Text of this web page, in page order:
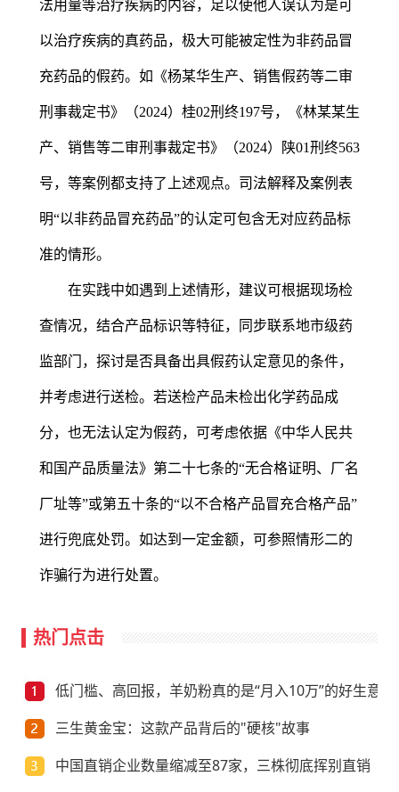
法用量等治疗疾病的内容，足以使他人误认为是可
以治疗疾病的真药品，极大可能被定性为非药品冒
充药品的假药。如《杨某华生产、销售假药等二审
刑事裁定书》（2024）桂02刑终197号，《林某某生
产、销售等二审刑事裁定书》（2024）陕01刑终563
号，等案例都支持了上述观点。司法解释及案例表
明“以非药品冒充药品”的认定可包含无对应药品标
准的情形。
在实践中如遇到上述情形，建议可根据现场检
查情况，结合产品标识等特征，同步联系地市级药
监部门，探讨是否具备出具假药认定意见的条件，
并考虑进行送检。若送检产品未检出化学药品成
分，也无法认定为假药，可考虑依据《中华人民共
和国产品质量法》第二十七条的“无合格证明、厂名
厂址等”或第五十条的“以不合格产品冒充合格产品”
进行兜底处罚。如达到一定金额，可参照情形二的
诈骗行为进行处置。
热门点击
低门槛、高回报，羊奶粉真的是“月入10万”的好生意？
三生黄金宝：这款产品背后的"硬核"故事
中国直销企业数量缩减至87家，三株彻底挥别直销